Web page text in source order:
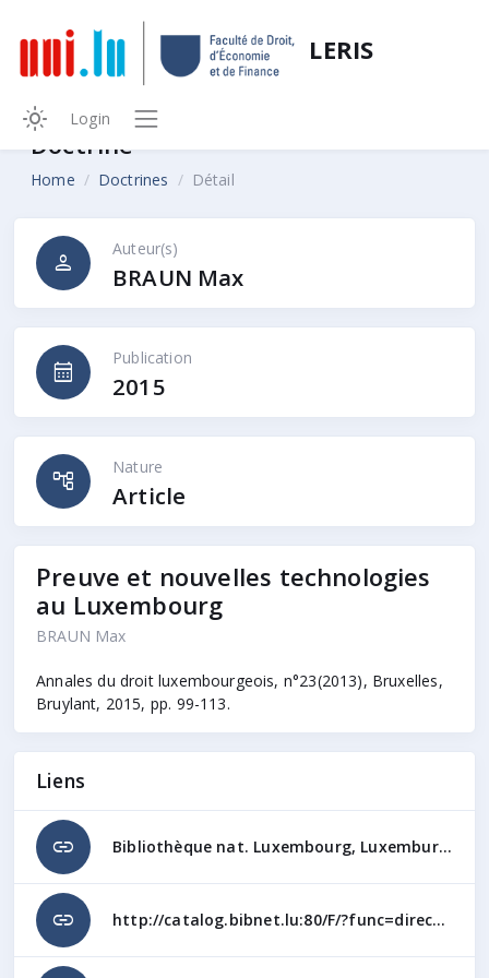
LERIS
Login
Doctrine
Home Doctrines Détail
person
Auteur(s)
BRAUN Max
calendar_month
Publication
2015
account_tree
Nature
Article
Preuve et nouvelles technologies
au Luxembourg
BRAUN Max
Annales du droit luxembourgeois, n°23(2013), Bruxelles,
Bruylant, 2015, pp. 99-113.
Liens
link Bibliothèque nat. Luxembourg, Luxemburgensia | Cote: LV 1332 Bibliothèque nat. Luxembourg, Luxemburgensia | Cote: LV 1332 +1 Bibliothèque nat. Luxembourg, Luxemburgensia | Cote: LV 1332 +2 Bibliothèque nat. Luxembourg, Luxemburgensia | Cote: LV 1332 +3 Bibliothèque nat. Luxembourg, Luxemburgensia | Cote: LV 1332 +4 Bibliothèque nat. Luxembourg, Luxemburgensia | Cote: LV 1332 +5 http://catalog.bibnet.lu:80/F/?func=direct&doc_number=001351078&local_base=LUX01
link http://catalog.bibnet.lu:80/F/?func=direct&doc_number=001351078&local_base=LUX01